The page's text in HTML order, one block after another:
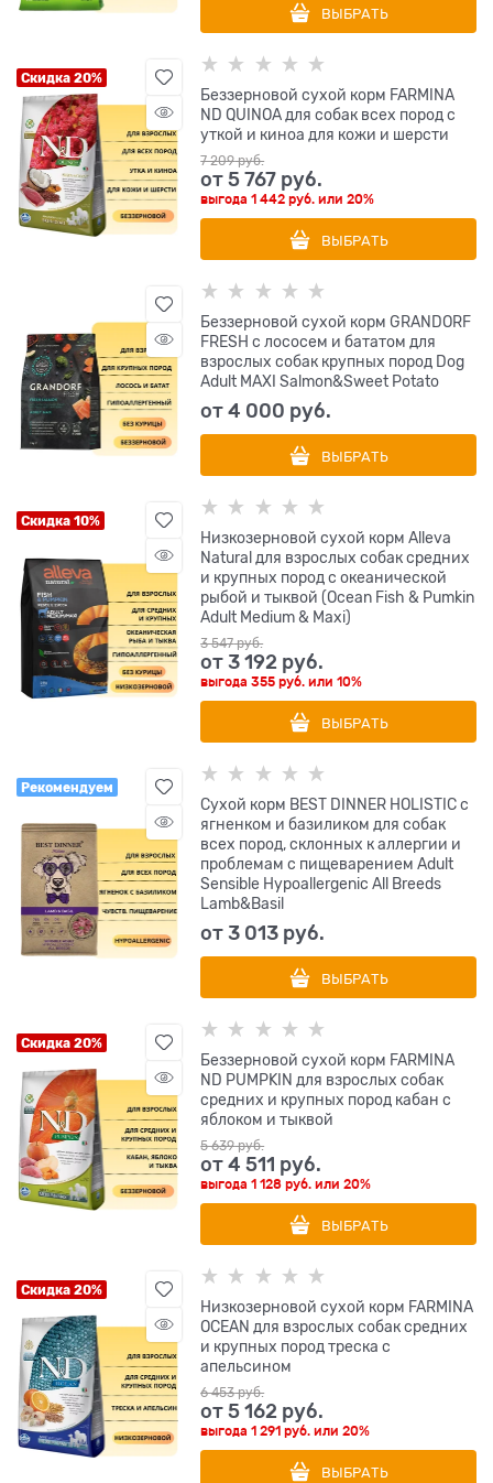
ВЫБРАТЬ
Скидка 20%
Беззерновой cухой корм FARMINA
ND QUINOA для собак всех пород с
уткой и киноа для кожи и шерсти
7 209 руб.
от5 767 руб.
выгода1 442 руб. или20%
ВЫБРАТЬ
Беззерновой сухой корм GRANDORF
FRESH с лососем и бататом для
взрослых собак крупных пород Dog
Adult MAXI Salmon&Sweet Potato
от4 000 руб.
ВЫБРАТЬ
Скидка 10%
Низкозерновой сухой корм Alleva
Natural для взрослых собак средних
и крупных пород с океанической
рыбой и тыквой (Ocean Fish & Pumkin
Adult Medium & Maxi)
3 547 руб.
от3 192 руб.
выгода355 руб. или10%
ВЫБРАТЬ
Рекомендуем
Сухой корм BEST DINNER HOLISTIC с
ягненком и базиликом для собак
всех пород, склонных к аллергии и
проблемам с пищеварением Adult
Sensible Hypoallergenic All Breeds
Lamb&Basil
от3 013 руб.
ВЫБРАТЬ
Скидка 20%
Беззерновой cухой корм FARMINA
ND PUMPKIN для взрослых собак
средних и крупных пород кабан с
яблоком и тыквой
5 639 руб.
от4 511 руб.
выгода1 128 руб. или20%
ВЫБРАТЬ
Скидка 20%
Низкозерновой cухой корм FARMINA
OCEAN для взрослых собак средних
и крупных пород треска с
апельсином
6 453 руб.
от5 162 руб.
выгода1 291 руб. или20%
ВЫБРАТЬ